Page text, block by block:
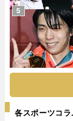
5
各スポーツコ